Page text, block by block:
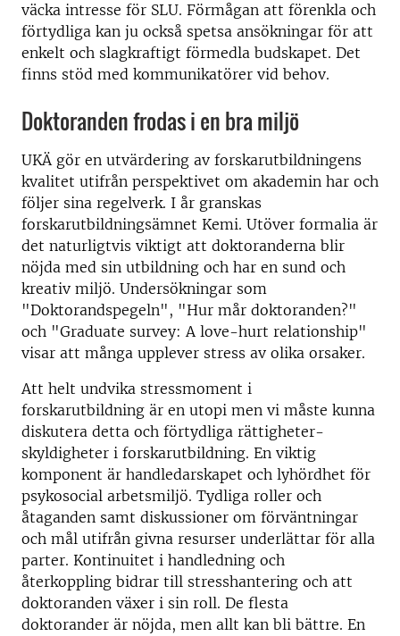
väcka intresse för SLU. Förmågan att förenkla och
förtydliga kan ju också spetsa ansökningar för att
enkelt och slagkraftigt förmedla budskapet. Det
finns stöd med kommunikatörer vid behov.
Doktoranden frodas i en bra miljö
UKÄ gör en utvärdering av forskarutbildningens
kvalitet utifrån perspektivet om akademin har och
följer sina regelverk. I år granskas
forskarutbildningsämnet Kemi. Utöver formalia är
det naturligtvis viktigt att doktoranderna blir
nöjda med sin utbildning och har en sund och
kreativ miljö. Undersökningar som
"Doktorandspegeln", "Hur mår doktoranden?"
och "Graduate survey: A love-hurt relationship"
visar att många upplever stress av olika orsaker.
Att helt undvika stressmoment i
forskarutbildning är en utopi men vi måste kunna
diskutera detta och förtydliga rättigheter-
skyldigheter i forskarutbildning. En viktig
komponent är handledarskapet och lyhördhet för
psykosocial arbetsmiljö. Tydliga roller och
åtaganden samt diskussioner om förväntningar
och mål utifrån givna resurser underlättar för alla
parter. Kontinuitet i handledning och
återkoppling bidrar till stresshantering och att
doktoranden växer i sin roll. De flesta
doktorander är nöjda, men allt kan bli bättre. En